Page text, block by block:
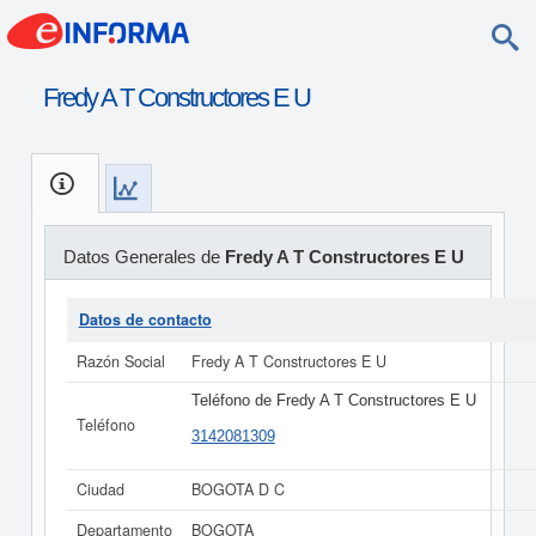
Fredy A T Constructores E U
Datos Generales de Fredy A T Constructores E U
Datos de contacto
Razón Social
Fredy A T Constructores E U
Teléfono
Teléfono de Fredy A T Constructores E U
3142081309
Ciudad
BOGOTA D C
Departamento
BOGOTA